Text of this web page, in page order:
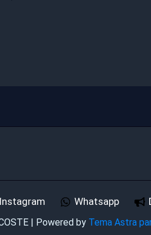
Instagram Whatsapp
| Powered by Tema Astra